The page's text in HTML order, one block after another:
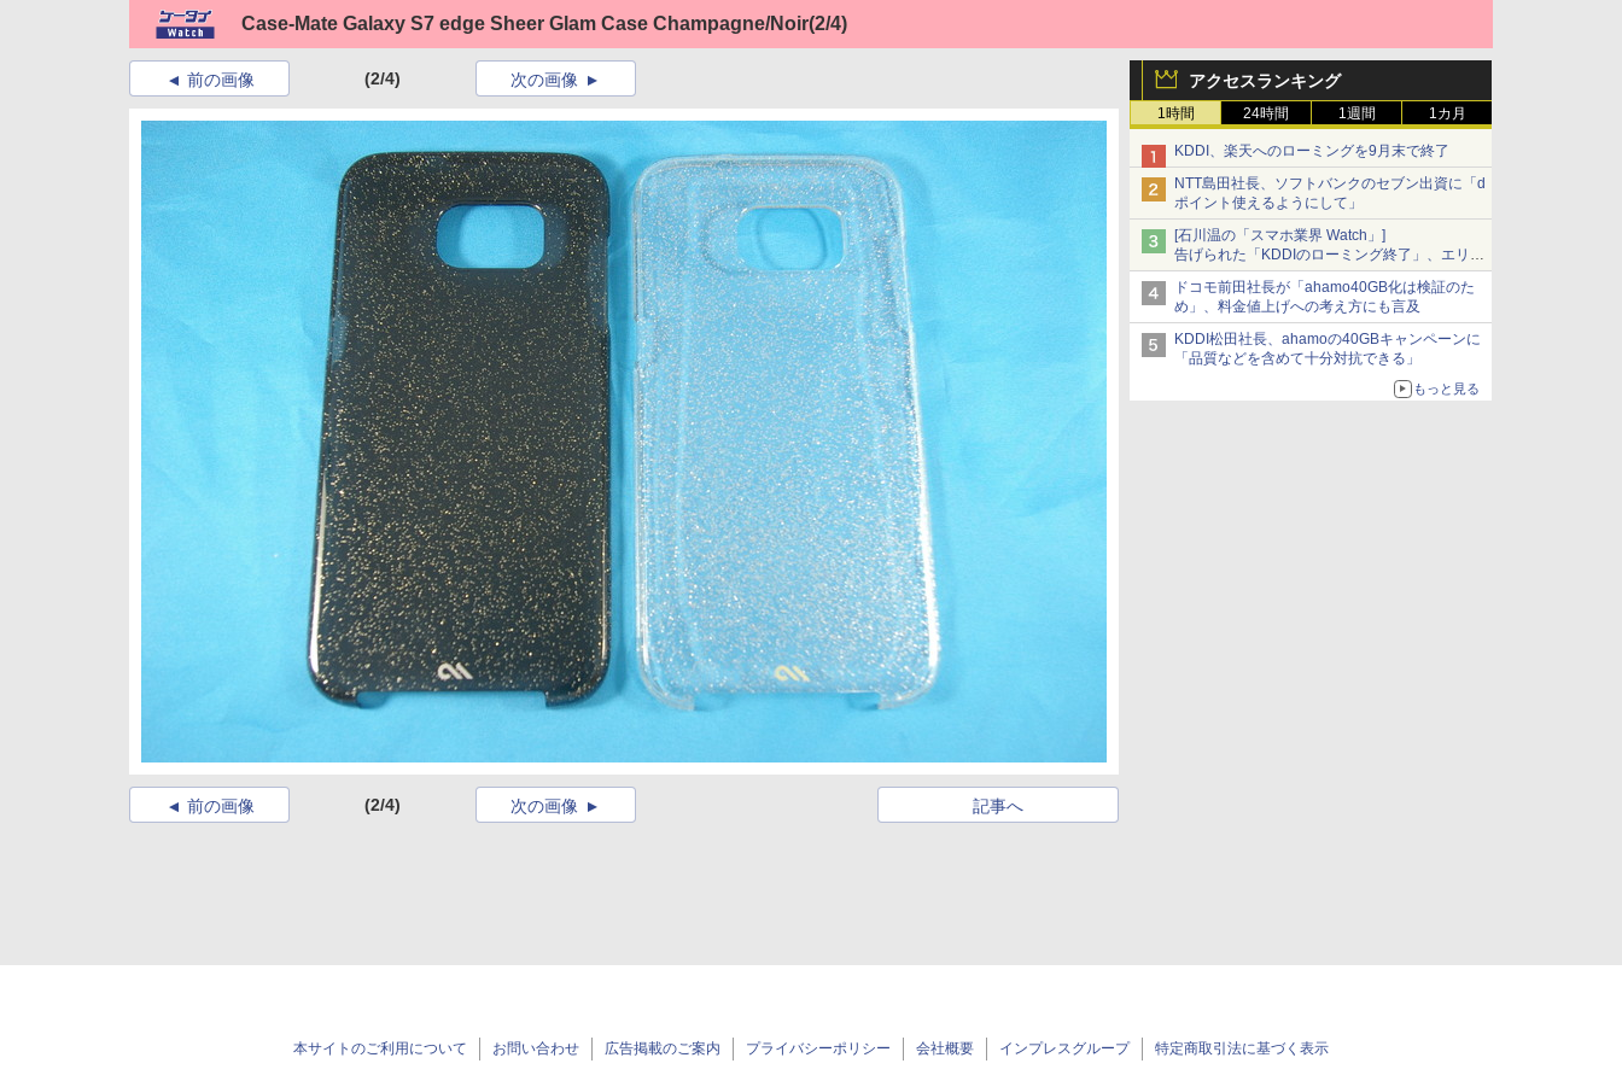
Case-Mate Galaxy S7 edge Sheer Glam Case Champagne/Noir(2/4)
アクセスランキング
1時間 24時間 1週間 1カ月
KDDI、楽天へのローミングを9月末で終了
NTT島田社長、ソフトバンクのセブン出資に「d
ポイント使えるようにして」
[石川温の「スマホ業界 Watch」]
告げられた「KDDIのローミング終了」、エリア
マップの落とし穴と楽天モバイルの課題
ドコモ前田社長が「ahamo40GB化は検証のた
め」、料金値上げへの考え方にも言及
KDDI松田社長、ahamoの40GBキャンペーンに
「品質などを含めて十分対抗できる」
もっと見る
前の画像 (2/4) 次の画像
前の画像 (2/4) 記事へ
次の画像
本サイトのご利用について お問い合わせ 広告掲載のご案内 プライバシーポリシー 会社概要 インプレスグループ 特定商取引法に基づく表示